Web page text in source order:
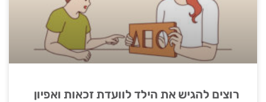
רוצים להגיש את הילד לוועדת זכאות ואפיון